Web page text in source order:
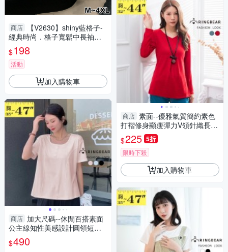
商店
【V2630】shiny藍格子-
經典時尚．格子寬鬆中長袖襯
衫
$198
活動
加入購物車
商店 加大尺碼--休閒百搭素面
公主線知性美感設計圓領短袖
上衣(黑.粉.藍L-3L)-U799眼圈
熊中大尺碼
$490
商店 素面--優雅氣質簡約素色
打褶修身顯瘦彈力V領針織長上
衣(紅.藍M-2L)-X364眼圈熊中
大尺碼
$225 5折
限時下殺
加入購物車